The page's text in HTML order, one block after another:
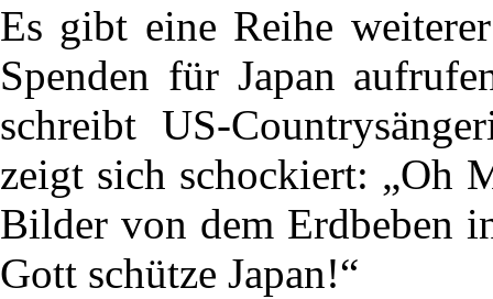
Es gibt eine Reihe
Spenden für Japan
schreibt US-
zeigt sich schockiert: „Oh
Bilder von dem Erdbeben
Gott schütze Japan!“